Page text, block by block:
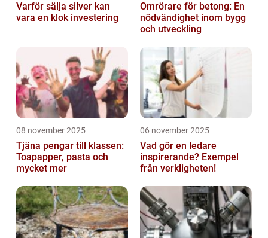
Varför sälja silver kan
vara en klok investering
Omrörare för betong: En
nödvändighet inom bygg
och utveckling
08 november 2025
Tjäna pengar till klassen:
Toapapper, pasta och
mycket mer
06 november 2025
Vad gör en ledare
inspirerande? Exempel
från verkligheten!